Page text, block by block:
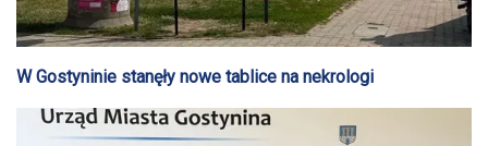
W Gostyninie stanęły nowe tablice na nekrologi